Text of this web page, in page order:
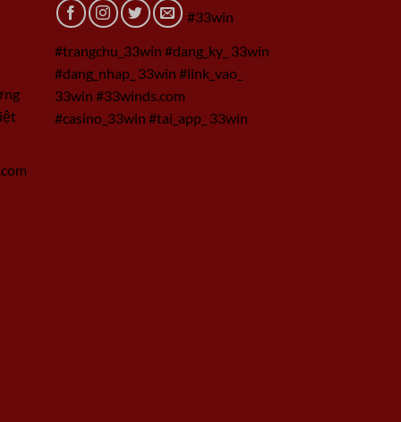
#33win
#trangchu_33win #dang_ky_ 33win
#dang_nhap_ 33win #link_vao_
33win #33winds.com
#casino_33win #tai_app_ 33win